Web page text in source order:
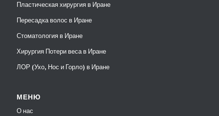
Пластическая хирургия в Иране
Пересадка волос в Иране
Стоматология в Иране
Хирургия Потери веса в Иране
ЛОР (Ухо, Нос и Горло) в Иране
МЕНЮ
О нас